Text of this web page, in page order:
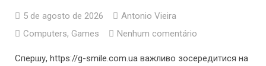
5 de agosto de 2026
Antonio Vieira
Computers, Games
Nenhum comentário
Спершу, https://g-smile.com.ua важливо зосередитися на